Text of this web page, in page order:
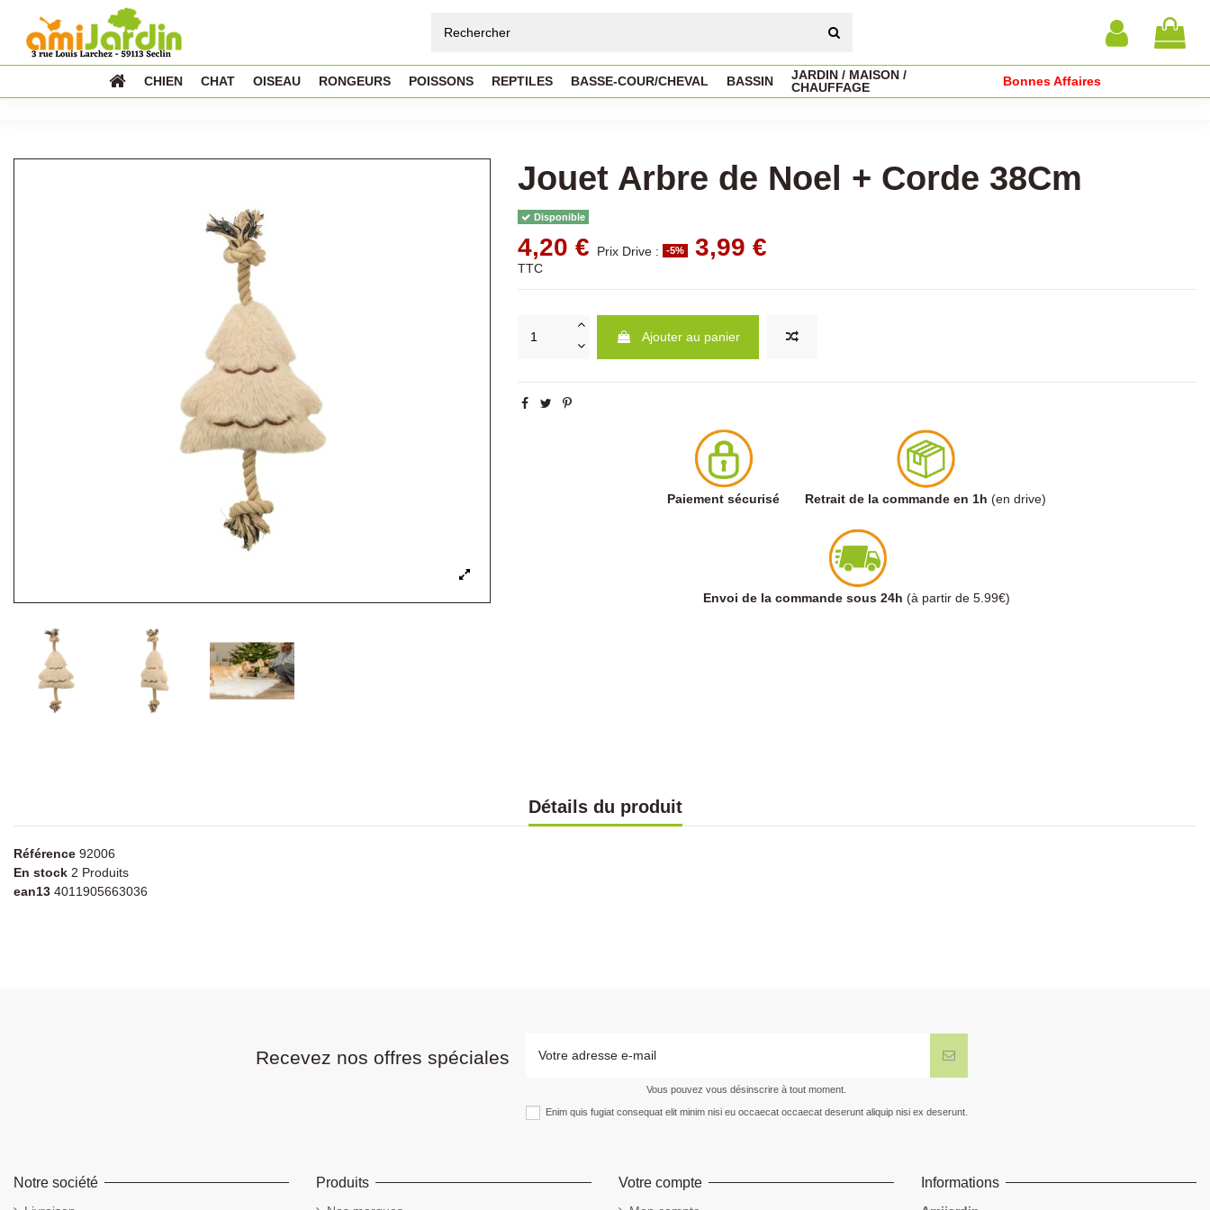
CHIEN CHAT OISEAU RONGEURS POISSONS REPTILES BASSE-COUR/CHEVAL BASSIN
JARDIN / MAISON /
CHAUFFAGE
Bonnes Affaires
Jouet Arbre de Noel + Corde 38Cm
Disponible
4,20 € Prix Drive : -5% 3,99 €
TTC
Ajouter au panier
Paiement sécurisé Retrait de la commande en 1h (en drive)
Envoi de la commande sous 24h (à partir de 5.99€)
Détails du produit
Référence 92006
En stock 2 Produits
ean13 4011905663036
Recevez nos offres spéciales
Vous pouvez vous désinscrire à tout moment.
Enim quis fugiat consequat elit minim nisi eu occaecat occaecat deserunt aliquip nisi ex deserunt.
Notre société Produits Votre compte Informations